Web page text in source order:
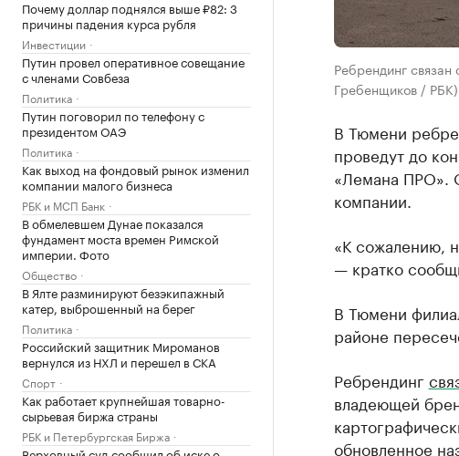
Почему доллар поднялся выше ₽82: 3
причины падения курса рубля
Инвестиции
Путин провел оперативное совещание
с членами Совбеза
Политика
Путин поговорил по телефону с
президентом ОАЭ
Политика
Как выход на фондовый рынок изменил
компании малого бизнеса
РБК и МСП Банк
В обмелевшем Дунае показался
фундамент моста времен Римской
империи. Фото
Общество
В Ялте разминируют безэкипажный
катер, выброшенный на берег
Политика
Российский защитник Мироманов
вернулся из НХЛ и перешел в СКА
Спорт
Как работает крупнейшая товарно-
сырьевая биржа страны
РБК и Петербургская Биржа
Ребрендинг
Гребенщиков / РБК)
В Тюмени
проведут до
«Лемана ПРО».
компании.
«К сожалению,
— кратко
В Тюмени
районе
Ребрендинг
владеющей
обновленное